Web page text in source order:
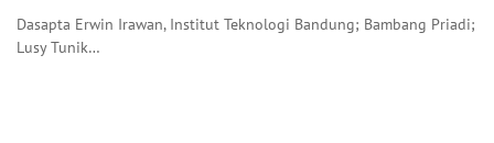
Dasapta Erwin Irawan, Institut Teknologi Bandung; Bambang Priadi;
Lusy Tunik…